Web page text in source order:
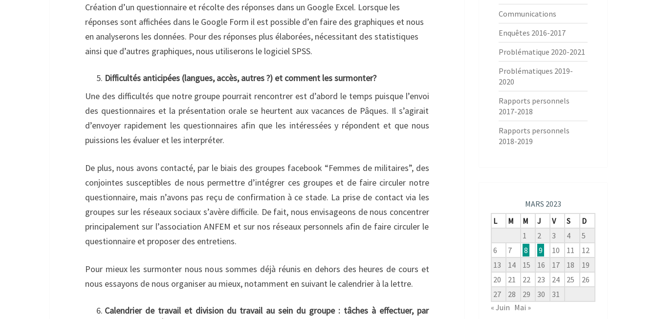
Création d’un questionnaire et récolte des réponses dans un Google Excel. Lorsque les
réponses sont affichées dans le Google Form il est possible d’en faire des graphiques et nous
en analyserons les données. Pour des réponses plus élaborées, nécessitant des statistiques
ainsi que d’autres graphiques, nous utiliserons le logiciel SPSS.
Difficultés anticipées (langues, accès, autres ?) et comment les surmonter?
Une des difficultés que notre groupe pourrait rencontrer est d’abord le temps puisque l’envoi
des questionnaires et la présentation orale se heurtent aux vacances de Pâques. Il s’agirait
d’envoyer rapidement les questionnaires afin que les intéressées y répondent et que nous
puissions les évaluer et les interpréter.
De plus, nous avons contacté, par le biais des groupes facebook “Femmes de militaires”, des
conjointes susceptibles de nous permettre d’intégrer ces groupes et de faire circuler notre
questionnaire, mais n’avons pas reçu de confirmation à ce stade. La prise de contact via les
groupes sur les réseaux sociaux s’avère difficile. De fait, nous envisageons de nous concentrer
principalement sur l’association ANFEM et sur nos réseaux personnels afin de faire circuler le
questionnaire et proposer des entretiens.
Pour mieux les surmonter nous nous sommes déjà réunis en dehors des heures de cours et
nous essayons de nous organiser au mieux, notamment en suivant le calendrier à la lettre.
Calendrier de travail et division du travail au sein du groupe : tâches à effectuer, par
Communications
Enquêtes 2016-2017
Problématique 2020-2021
Problématiques 2019-
2020
Rapports personnels
2017-2018
Rapports personnels
2018-2019
MARS 2023
L
M M J V S
D
1
2 3 4
5
6
7 8 9 10 11
12
13
14 15 16 17 18
19
20
21 22 23 24 25
26
27
28 29 30
31
« Juin Mai »